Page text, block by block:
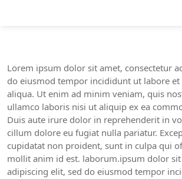
Lorem ipsum dolor sit amet, consectetur
do eiusmod tempor incididunt ut labore
aliqua. Ut enim ad minim veniam, quis
ullamco laboris nisi ut aliquip ex ea
Duis aute irure dolor in reprehenderit in
cillum dolore eu fugiat nulla pariatur.
cupidatat non proident, sunt in culpa qui
mollit anim id est. laborum.ipsum dolor
adipiscing elit, sed do eiusmod tempor